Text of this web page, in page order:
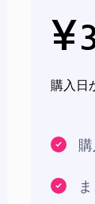
¥
購入日